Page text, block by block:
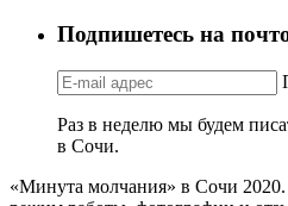
Подпишетесь на
Раз в неделю мы будем
в Сочи.
«Минута молчания» в Сочи